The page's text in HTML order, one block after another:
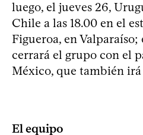
luego, el jueves 26,
Chile a las 18.00 en el
Figueroa, en
cerrará el grupo con el
México, que también irá
El equipo